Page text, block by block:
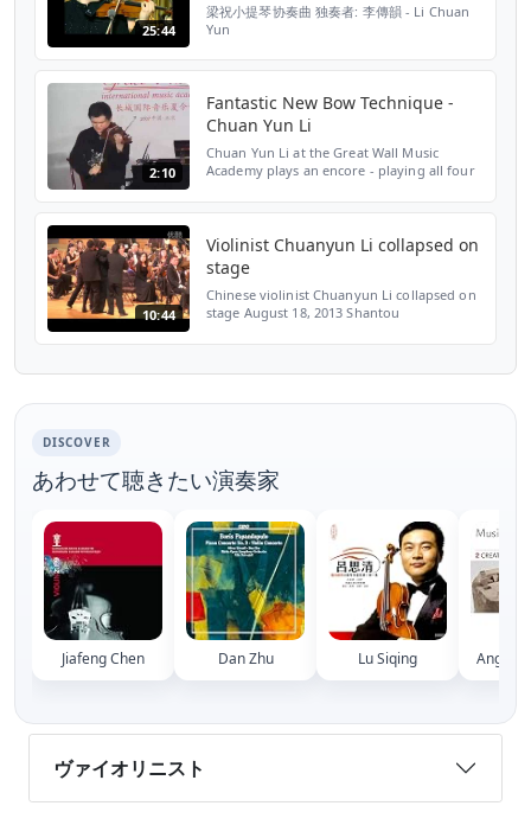
25:44
梁祝小提琴协奏曲 独奏者: 李傳韻 - Li Chuan
Yun
2:10
Fantastic New Bow Technique -
Chuan Yun Li
Chuan Yun Li at the Great Wall Music
Academy plays an encore - playing all four
10:44
Violinist Chuanyun Li collapsed on
stage
Chinese violinist Chuanyun Li collapsed on
stage August 18, 2013 Shantou
DISCOVER
あわせて聴きたい演奏家
Jiafeng Chen Dan Zhu Lu Siqing Angelo
ヴァイオリニスト